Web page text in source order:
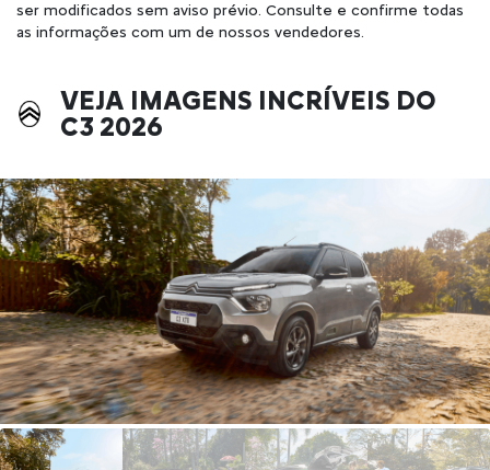
ser modificados sem aviso prévio. Consulte e confirme todas
as informações com um de nossos vendedores.
VEJA IMAGENS INCRÍVEIS DO
C3 2026